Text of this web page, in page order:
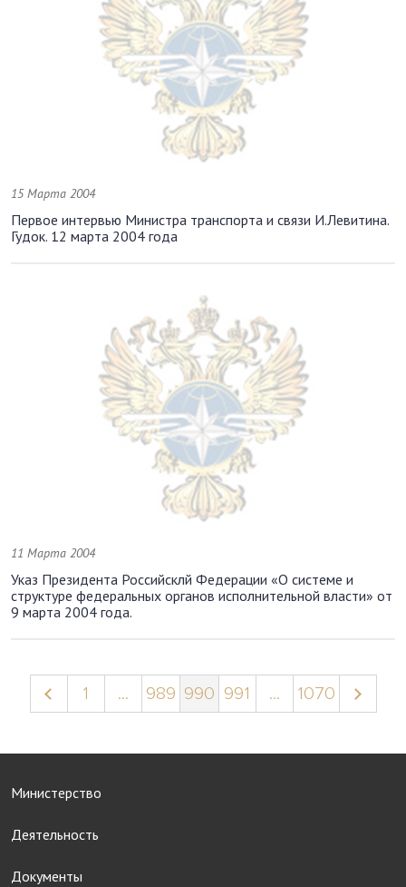
15 Марта 2004
Первое интервью Министра транспорта и связи И.Левитина.
Гудок. 12 марта 2004 года
11 Марта 2004
Указ Президента Российсклй Федерации «О системе и
структуре федеральных органов исполнительной власти» от
9 марта 2004 года.
1 ... 989 990 991 ... 1070
Министерство
Деятельность
Документы